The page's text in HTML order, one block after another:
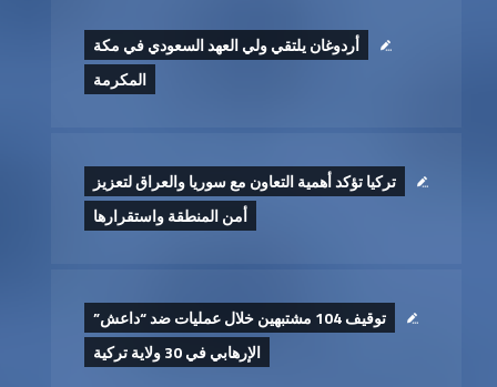
أردوغان يلتقي ولي العهد السعودي في مكة
المكرمة
تركيا تؤكد أهمية التعاون مع سوريا والعراق لتعزيز
أمن المنطقة واستقرارها
توقيف 104 مشتبهين خلال عمليات ضد “داعش”
الإرهابي في 30 ولاية تركية